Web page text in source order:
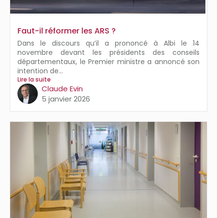
Faut-il réformer les ARS ?
Dans le discours qu’il a prononcé à Albi le 14
novembre devant les présidents des conseils
départementaux, le Premier ministre a annoncé son
intention de...
Lire la suite
Claude Evin
5 janvier 2026